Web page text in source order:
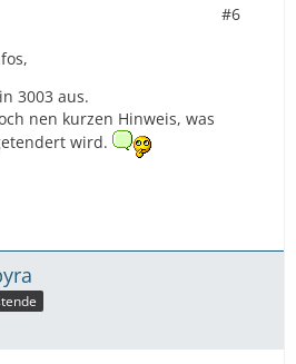
#6
3003 aus.
nen kurzen Hinweis, was
wird.